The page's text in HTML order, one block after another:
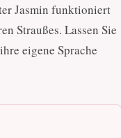
Jasmin funktioniert
Straußes. Lassen Sie
eigene Sprache